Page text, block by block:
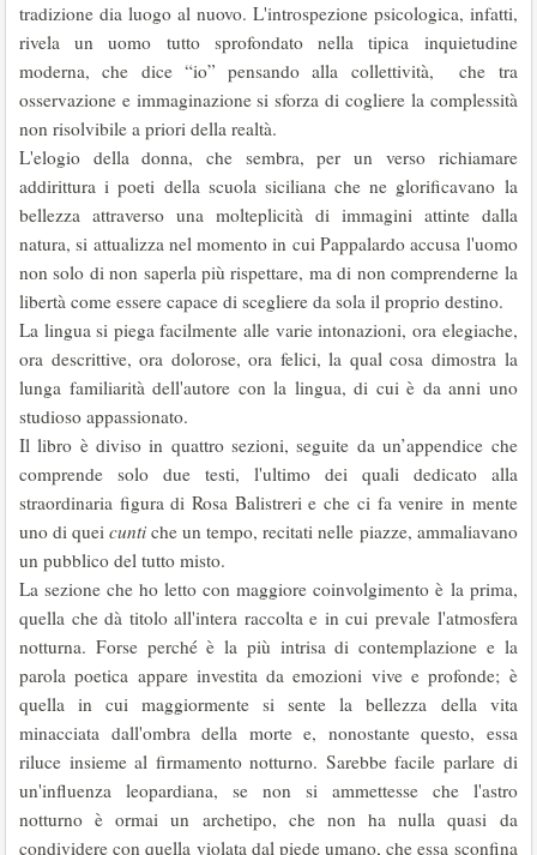
tradizione dia luogo al nuovo. L'introspezione psicologica, infatti,
rivela un uomo tutto sprofondato nella tipica inquietudine
moderna, che dice “io” pensando alla collettività, che tra
osservazione e immaginazione si sforza di cogliere la complessità
non risolvibile a priori della realtà.
L'elogio della donna, che sembra, per un verso richiamare
addirittura i poeti della scuola siciliana che ne glorificavano la
bellezza attraverso una molteplicità di immagini attinte dalla
natura, si attualizza nel momento in cui Pappalardo accusa l'uomo
non solo di non saperla più rispettare, ma di non comprenderne la
libertà come essere capace di scegliere da sola il proprio destino.
La lingua si piega facilmente alle varie intonazioni, ora elegiache,
ora descrittive, ora dolorose, ora felici, la qual cosa dimostra la
lunga familiarità dell'autore con la lingua, di cui è da anni uno
studioso appassionato.
Il libro è diviso in quattro sezioni, seguite da un’appendice che
comprende solo due testi, l'ultimo dei quali dedicato alla
straordinaria figura di Rosa Balistreri e che ci fa venire in mente
uno di queicunti che un tempo, recitati nelle piazze, ammaliavano
un pubblico del tutto misto.
La sezione che ho letto con maggiore coinvolgimento è la prima,
quella che dà titolo all'intera raccolta e in cui prevale l'atmosfera
notturna. Forse perché è la più intrisa di contemplazione e la
parola poetica appare investita da emozioni vive e profonde; è
quella in cui maggiormente si sente la bellezza della vita
minacciata dall'ombra della morte e, nonostante questo, essa
riluce insieme al firmamento notturno. Sarebbe facile parlare di
un'influenza leopardiana, se non si ammettesse che l'astro
notturno è ormai un archetipo, che non ha nulla quasi da
condividere con quella violata dal piede umano, che essa sconfina